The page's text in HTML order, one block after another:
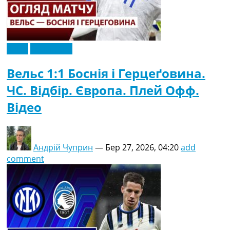
Вельс 1:1 Боснія і Герцеґовина.
ЧС. Відбір. Європа. Плей Офф.
Відео
Андрій Чуприн — Бер 27, 2026, 04:20add
comment